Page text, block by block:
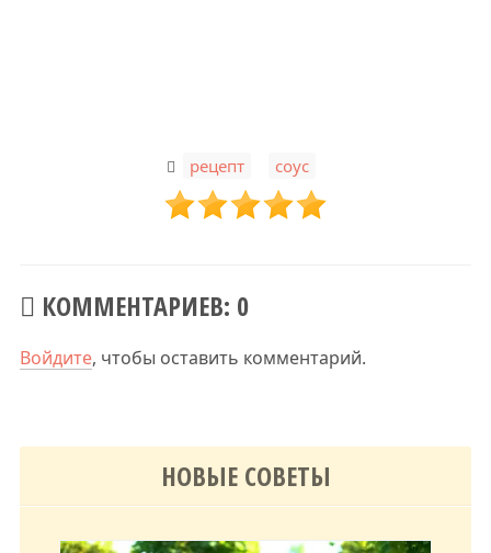
рецепт соус
КОММЕНТАРИЕВ: 0
Войдите, чтобы оставить комментарий.
НОВЫЕ СОВЕТЫ